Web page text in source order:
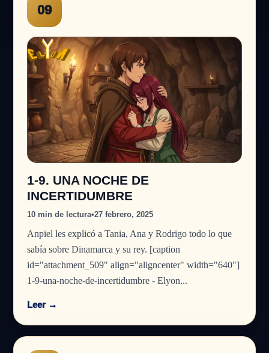
09
1-9. UNA NOCHE DE
INCERTIDUMBRE
10 min de lectura•27 febrero, 2025
Anpiel les explicó a Tania, Ana y Rodrigo todo lo que
sabía sobre Dinamarca y su rey. [caption
id="attachment_509" align="aligncenter" width="640"]
1-9-una-noche-de-incertidumbre - Elyon...
Leer →